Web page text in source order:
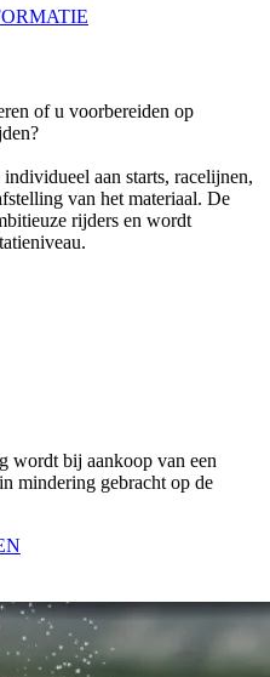
of u voorbereiden op
aan starts, racelijnen,
van het materiaal. De
rijders en wordt
wordt bij aankoop van een
mindering gebracht op de